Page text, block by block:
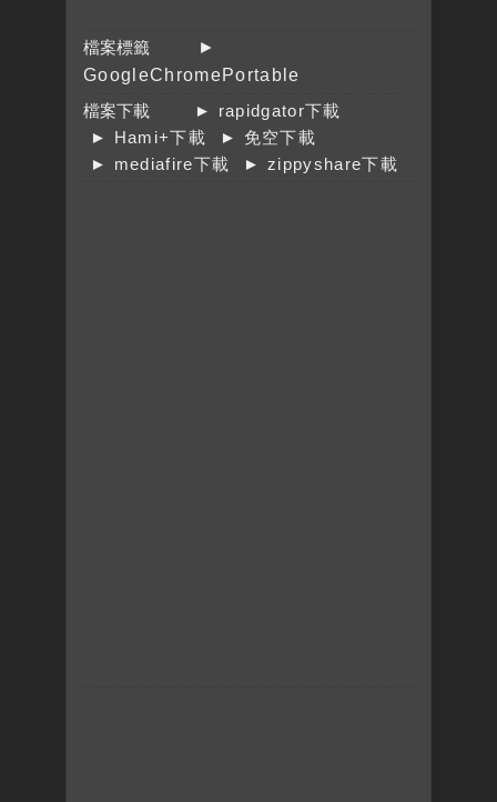
檔案標籤
►
GoogleChromePortable
檔案下載